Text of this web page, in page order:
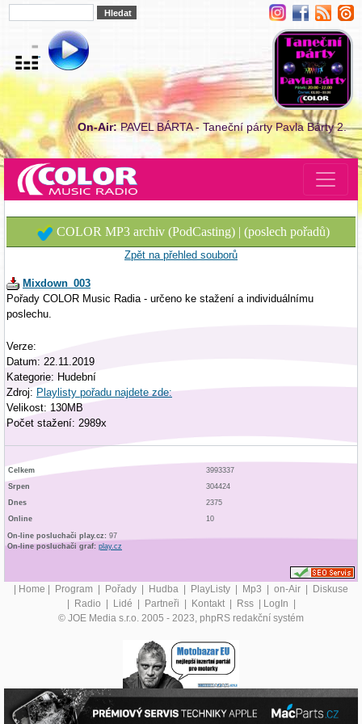
On-Air:PAVEL BÁRTA - Taneční párty Pavla Bárty 2.
COLOR MP3 archiv (PodCasting) | (poslech pořadů)
Zpět na přehled souborů
Mixdown_003
Pořady COLOR Music Radia - určeno ke stažení a individuálnímu
poslechu.
Verze:
Datum: 22.11.2019
Kategorie: Hudební
Zdroj: Playlisty pořadu najdete zde:
Velikost: 130MB
Počet stažení: 2989x
Celkem
3993337
Srpen
304424
Dnes
2375
Online
10
On-line posluchači play.cz: 97
On-line posluchači graf: play.cz
| Home | Program | Pořady | Hudba | PlayListy | Mp3 | on-Air | Diskuse
| Radio | Lidé | Partneři | Kontakt | Rss | LogIn |
© JOE Media s.r.o. 2005 - 2023, phpRS redakční systém